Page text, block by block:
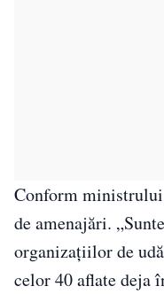
Conform
de amenajări.
organizațiilor de
celor 40 aflate deja